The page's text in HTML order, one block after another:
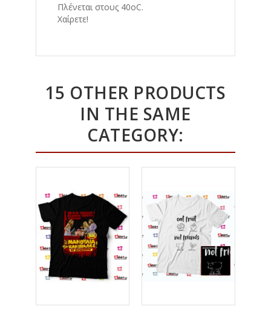
Πλένεται στους 40οC.
Χαίρετε!
15 OTHER PRODUCTS
IN THE SAME
CATEGORY: